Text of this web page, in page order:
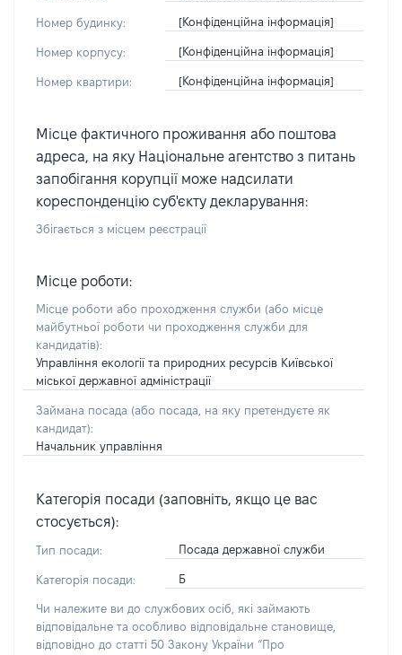
Номер будинку: [Конфіденційна інформація]
Номер корпусу: [Конфіденційна інформація]
Номер квартири: [Конфіденційна інформація]
Місце фактичного проживання або поштова
адреса, на яку Національне агентство з питань
запобігання корупції може надсилати
кореспонденцію суб'єкту декларування:
Збігається з місцем реєстрації
Місце роботи:
Місце роботи або проходження служби (або місце
майбутньої роботи чи проходження служби для
кандидатів):
Управління екології та природних ресурсів Київської
міської державної адміністрації
Займана посада (або посада, на яку претендуєте як
кандидат):
Начальник управління
Категорія посади (заповніть, якщо це вас
стосується):
Тип посади: Посада державної служби
Категорія посади: Б
Чи належите ви до службових осіб, які займають
відповідальне та особливо відповідальне становище,
відповідно до статті 50 Закону України “Про